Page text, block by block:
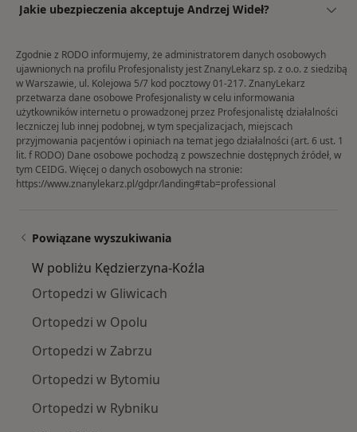
Jakie ubezpieczenia akceptuje Andrzej Wideł?
Zgodnie z RODO informujemy, że administratorem danych osobowych
ujawnionych na profilu Profesjonalisty jest ZnanyLekarz sp. z o.o. z siedzibą
w Warszawie, ul. Kolejowa 5/7 kod pocztowy 01-217. ZnanyLekarz
przetwarza dane osobowe Profesjonalisty w celu informowania
użytkowników internetu o prowadzonej przez Profesjonalistę działalności
leczniczej lub innej podobnej, w tym specjalizacjach, miejscach
przyjmowania pacjentów i opiniach na temat jego działalności (art. 6 ust. 1
lit. f RODO) Dane osobowe pochodzą z powszechnie dostępnych źródeł, w
tym CEIDG. Więcej o danych osobowych na stronie:
https://www.znanylekarz.pl/gdpr/landing#tab=professional
Powiązane wyszukiwania
W pobliżu Kędzierzyna-Koźla
Ortopedzi w Gliwicach
Ortopedzi w Opolu
Ortopedzi w Zabrzu
Ortopedzi w Bytomiu
Ortopedzi w Rybniku